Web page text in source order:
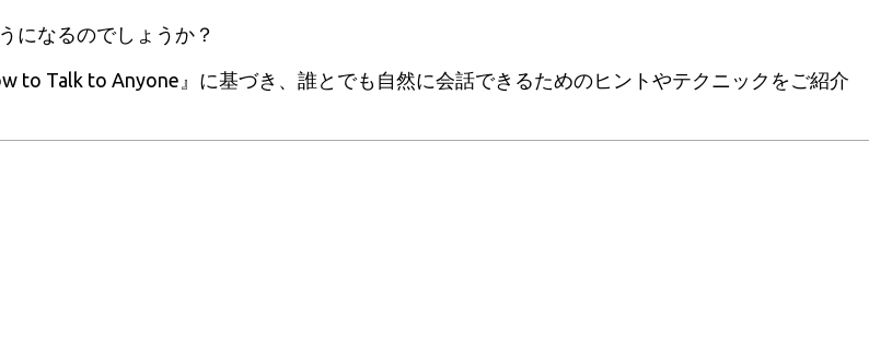
になるのでしょうか？
to Talk to Anyone』に基づき、誰とでも自然に会話できるためのヒントやテクニックをご紹介